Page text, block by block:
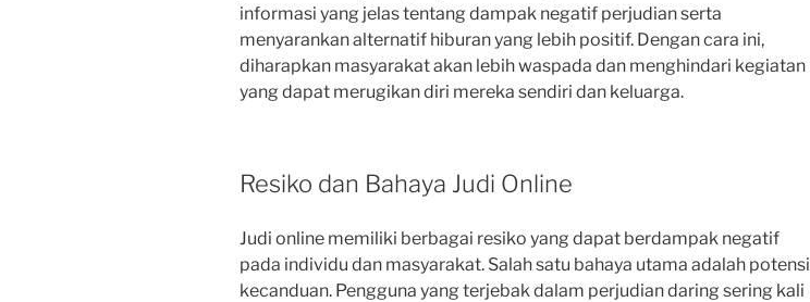
informasi yang jelas tentang dampak negatif perjudian serta
menyarankan alternatif hiburan yang lebih positif. Dengan cara ini,
diharapkan masyarakat akan lebih waspada dan menghindari kegiatan
yang dapat merugikan diri mereka sendiri dan keluarga.
Resiko dan Bahaya Judi Online
Judi online memiliki berbagai resiko yang dapat berdampak negatif
pada individu dan masyarakat. Salah satu bahaya utama adalah potensi
kecanduan. Pengguna yang terjebak dalam perjudian daring sering kali